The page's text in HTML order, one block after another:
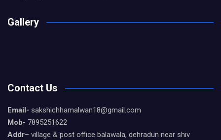
Gallery
Contact Us
Email- sakshichhamalwan18@gmail.com
Mob- 7895251622
Addr– village & post office balawala, dehradun near shiv